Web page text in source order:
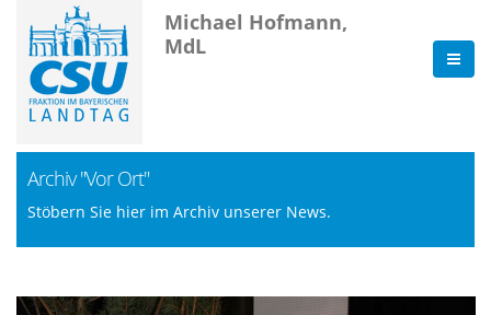
Michael Hofmann,
MdL
Archiv "Vor Ort"
Stöbern Sie hier im Archiv unserer News.